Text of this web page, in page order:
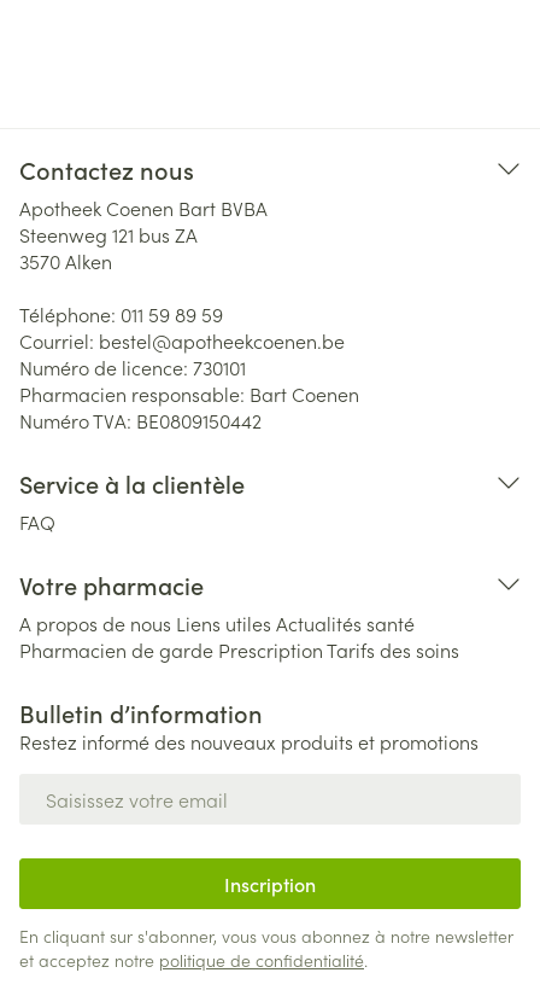
Contactez nous
Apotheek Coenen Bart BVBA
Steenweg 121 bus ZA
3570Alken
Téléphone: 011 59 89 59
Courriel: bestel@apotheekcoenen.be
Numéro de licence: 730101
Pharmacien responsable: Bart Coenen
Numéro TVA: BE0809150442
Service à la clientèle
FAQ
Votre pharmacie
A propos de nous Liens utiles Actualités santé
Pharmacien de garde PrescriptionTarifs des soins
Bulletin d’information
Restez informé des nouveaux produits et promotions
Inscription
En cliquant sur s'abonner, vous vous abonnez à notre newsletter
et acceptez notre politique de confidentialité.